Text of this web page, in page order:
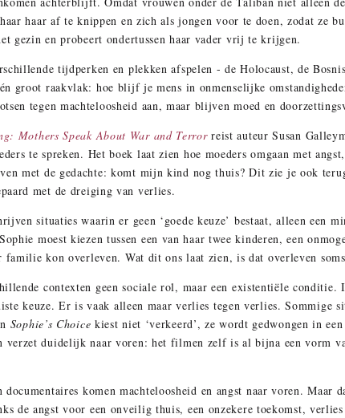
haar af te knippen en zich als jongen voor te doen, zodat ze
gezin en probeert ondertussen haar vader vrij te krijgen.
tijdperken en plekken afspelen - de Holocaust, de
groot raakvlak: hoe blijf je mens in onmenselijke
tegen machteloosheid aan, maar blijven moed en
Mothers Speak About War and Terrorreist auteur Susan
te spreken. Het boek laat zien hoe moeders omgaan met
met de gedachte: komt mijn kind nog thuis?Dit zie je ook
met de dreiging van verlies.
situaties waarin er geen ‘goede keuze’ bestaat, alleen
moest kiezen tussen een van haar twee kinderen, een
familie kon overleven. Wat dit ons laat zien, is dat overleven
contexten geen sociale rol, maar een existentiële
keuze. Er is vaak alleen maar verlies tegen verlies. Sommige
Sophie’s Choice kiest niet ‘verkeerd’, ze wordt gedwongen in
verzet duidelijk naar voren: het filmen zelf is al bijna een vorm
komen machteloosheid en angst naar voren. Maar
de angst voor een onveilig thuis, een onzekere toekomst,